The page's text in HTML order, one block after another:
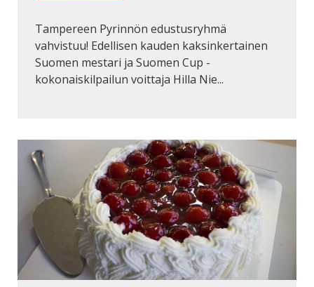
Tampereen Pyrinnön edustusryhmä
vahvistuu! Edellisen kauden kaksinkertainen
Suomen mestari ja Suomen Cup -
kokonaiskilpailun voittaja Hilla Nie...